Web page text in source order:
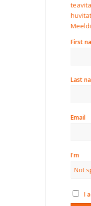
First
Last
Email
I'm
I